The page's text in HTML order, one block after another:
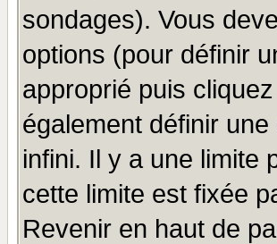
sondages). Vous
options (pour définir
approprié puis
également définir
infini. Il y a une limite
cette limite est fixée
Revenir en haut de